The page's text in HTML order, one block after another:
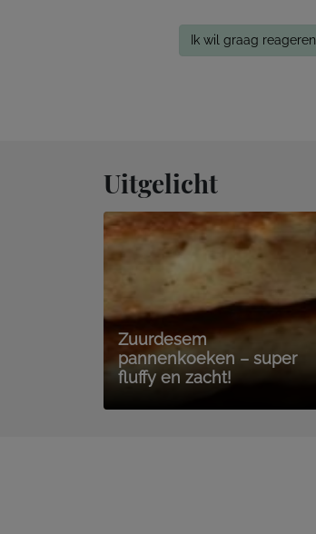
Ik wil graag reageren
Uitgelicht
Zuurdesem
pannenkoeken – super
fluffy en zacht!